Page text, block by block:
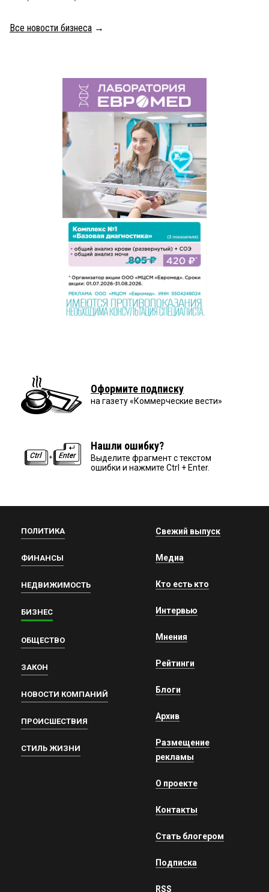
Все новости бизнеса →
Оформите подписку
на газету «Коммерческие вести»
Нашли ошибку?
Выделите фрагмент с текстом
ошибки и нажмите Ctrl + Enter.
ПОЛИТИКА
ФИНАНСЫ
НЕДВИЖИМОСТЬ
БИЗНЕС
ОБЩЕСТВО
ЗАКОН
НОВОСТИ КОМПАНИЙ
ПРОИСШЕСТВИЯ
СТИЛЬ ЖИЗНИ
Свежий выпуск
Медиа
Кто есть кто
Интервью
Мнения
Рейтинги
Блоги
Архив
Размещение
рекламы
О проекте
Контакты
Стать блогером
Подписка
RSS